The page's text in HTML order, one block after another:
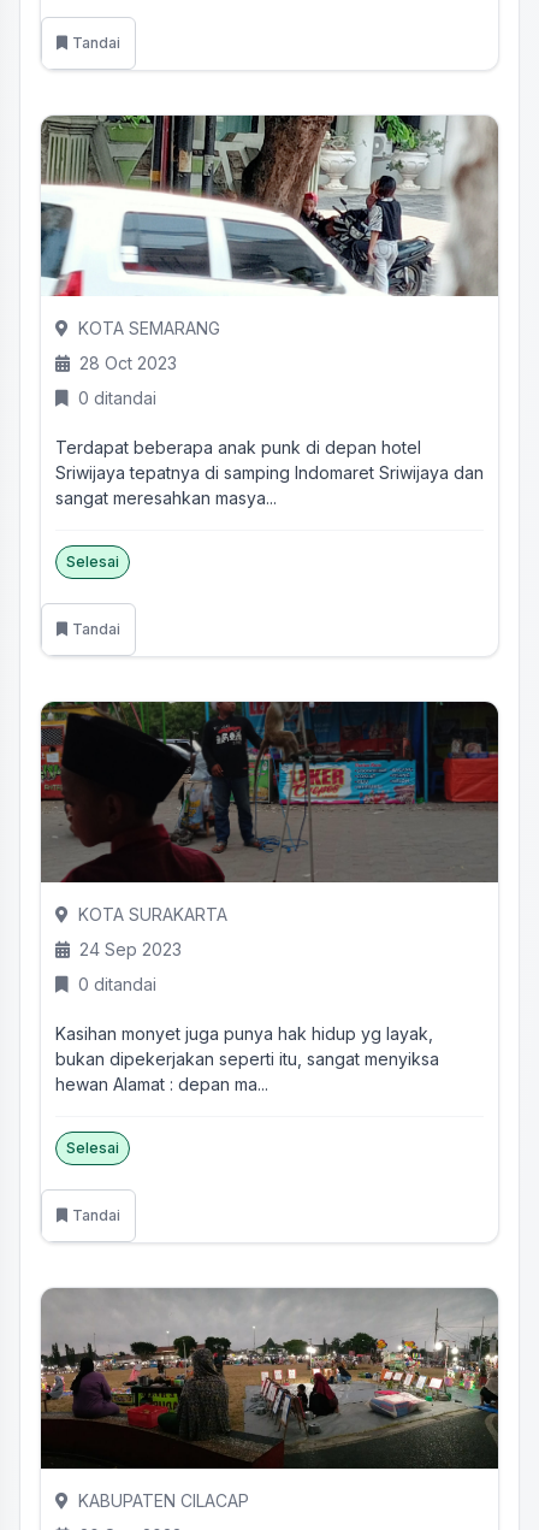
Tandai
KOTA SEMARANG
28 Oct 2023
0 ditandai
Terdapat beberapa anak punk di depan hotel
Sriwijaya tepatnya di samping Indomaret Sriwijaya dan
sangat meresahkan masya...
Selesai
Tandai
KOTA SURAKARTA
24 Sep 2023
0 ditandai
Kasihan monyet juga punya hak hidup yg layak,
bukan dipekerjakan seperti itu, sangat menyiksa
hewan Alamat : depan ma...
Selesai
Tandai
KABUPATEN CILACAP